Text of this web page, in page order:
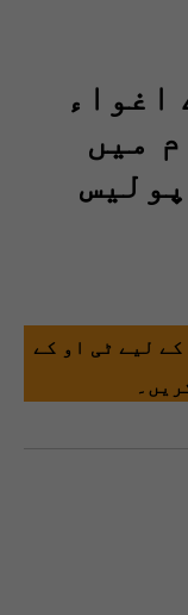
اغواء
میں
ایس ایچ او سمیت 4 پولیس
کے لیے ٹی او کے